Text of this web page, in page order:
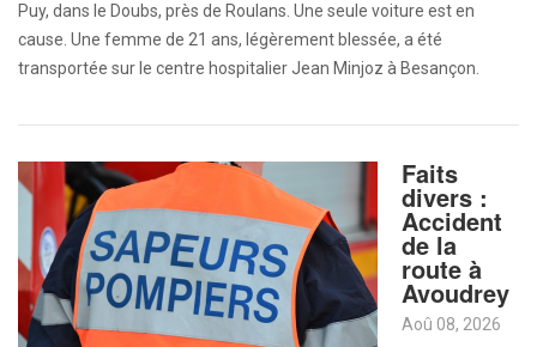
Puy, dans le Doubs, près de Roulans. Une seule voiture est en
cause. Une femme de 21 ans, légèrement blessée, a été
transportée sur le centre hospitalier Jean Minjoz à Besançon.
Faits
divers :
Accident
de la
route à
Avoudrey
Aoû 08, 2026